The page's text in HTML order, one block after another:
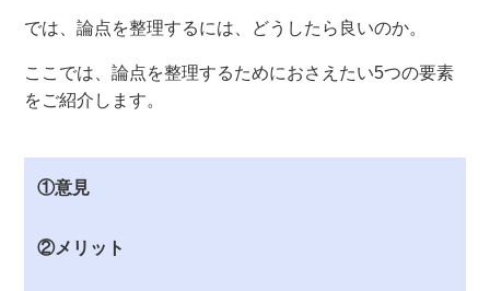
では、論点を整理するには、どうしたら良いのか。
ここでは、論点を整理するためにおさえたい5つの要素
をご紹介します。
①意見
②メリット